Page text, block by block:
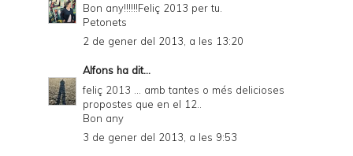
Bon any!!!!!!Feliç 2013 per tu.
Petonets
2 de gener del 2013, a les 13:20
Alfons ha dit...
feliç 2013 ... amb tantes o més delicioses
propostes que en el 12..
Bon any
3 de gener del 2013, a les 9:53